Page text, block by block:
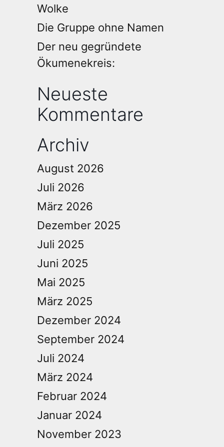
Wolke
Die Gruppe ohne Namen
Der neu gegründete
Ökumenekreis:
Neueste
Kommentare
Archiv
August 2026
Juli 2026
März 2026
Dezember 2025
Juli 2025
Juni 2025
Mai 2025
März 2025
Dezember 2024
September 2024
Juli 2024
März 2024
Februar 2024
Januar 2024
November 2023